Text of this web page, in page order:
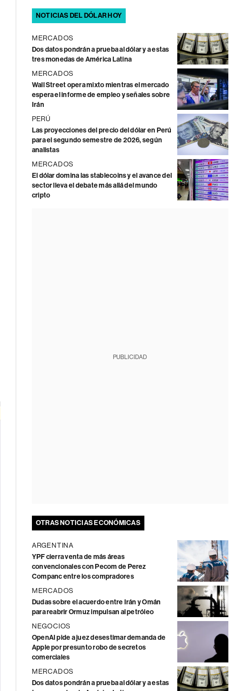
NOTICIAS DEL DÓLAR HOY
MERCADOS
Dos datos pondrán a prueba al dólar y a estas
tres monedas de América Latina
MERCADOS
Wall Street opera mixto mientras el mercado
espera el informe de empleo y señales sobre
Irán
PERÚ
Las proyecciones del precio del dólar en Perú
para el segundo semestre de 2026, según
analistas
MERCADOS
El dólar domina las stablecoins y el avance del
sector lleva el debate más allá del mundo
cripto
PUBLICIDAD
OTRAS NOTICIAS ECONÓMICAS
ARGENTINA
YPF cierra venta de más áreas
convencionales con Pecom de Perez
Companc entre los compradores
MERCADOS
Dudas sobre el acuerdo entre Irán y Omán
para reabrir Ormuz impulsan al petróleo
NEGOCIOS
OpenAI pide a juez desestimar demanda de
Apple por presunto robo de secretos
comerciales
MERCADOS
Dos datos pondrán a prueba al dólar y a estas